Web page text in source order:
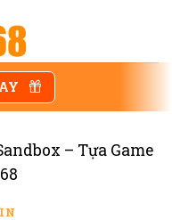
– Tựa Game